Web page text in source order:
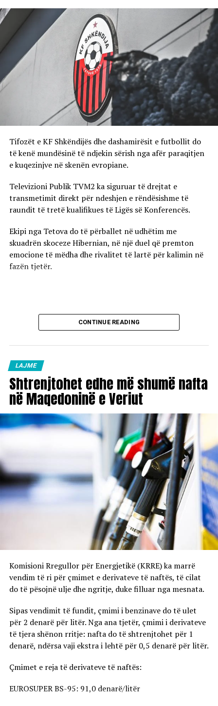
Tifozët e KF Shkëndijës dhe dashamirësit e futbollit do
të kenë mundësinë të ndjekin sërish nga afër paraqitjen
e kuqezinjve në skenën evropiane.
Televizioni Publik TVM2 ka siguruar të drejtat e
transmetimit direkt për ndeshjen e rëndësishme të
raundit të tretë kualifikues të Ligës së Konferencës.
Ekipi nga Tetova do të përballet në udhëtim me
skuadrën skoceze Hibernian, në një duel që premton
emocione të mëdha dhe rivalitet të lartë për kalimin në
fazën tjetër.
CONTINUE READING
LAJME
Shtrenjtohet edhe më shumë nafta
në Maqedoninë e Veriut
Komisioni Rregullor për Energjetikë (KRRE) ka marrë
vendim të ri për çmimet e derivateve të naftës, të cilat
do të pësojnë ulje dhe ngritje, duke filluar nga mesnata.
Sipas vendimit të fundit, çmimi i benzinave do të ulet
për 2 denarë për litër. Nga ana tjetër, çmimi i derivateve
të tjera shënon rritje: nafta do të shtrenjtohet për 1
denarë, ndërsa vaji ekstra i lehtë për 0,5 denarë për litër.
Çmimet e reja të derivateve të naftës:
EUROSUPER BS-95: 91,0 denarë/litër